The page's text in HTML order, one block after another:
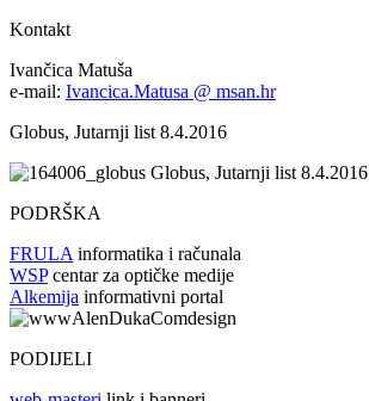
Kontakt
Ivančica Matuša
e-mail: Ivancica.Matusa @ msan.hr
Globus, Jutarnji list 8.4.2016
Globus, Jutarnji list 8.4.2016
PODRŠKA
FRULA informatika i računala
WSPcentar za optičke medije
Alkemija informativni portal
PODIJELI